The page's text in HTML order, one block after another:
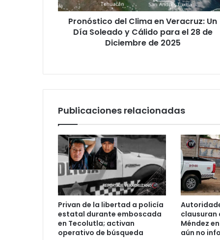
y
Cálido
2025
Pronóstico del Clima en Veracruz: Un
Día Soleado y Cálido para el 28 de
Diciembre de 2025
Publicaciones relacionadas
Privan de la libertad a policía
estatal durante emboscada
en Tecolutla; activan
operativo de búsqueda
clausuran
Méndez
aún no